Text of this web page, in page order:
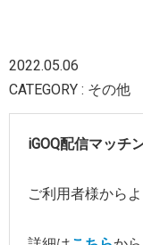
2022.05.06
CATEGORY : その他
iGOQ配信マッチ
ご利用者様から